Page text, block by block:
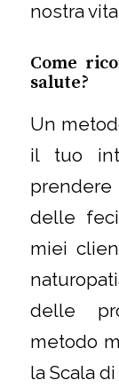
nostra
Come
salute?
Un
il tuo
delle
miei
delle
metodo
la Scala